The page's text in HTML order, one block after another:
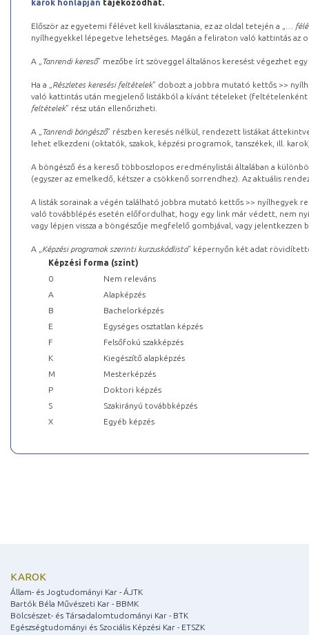
karok honlapján tájékozódhat.
Először az egyetemi félévet kell kiválasztania, ez az oldal tetején a „
…
nyílhegyekkel lépegetve lehetséges. Magán a feliraton való kattintás az
A „ Tanrendi kereső” mezőbe írt szöveggel általános keresést végezhet
Ha a „ Részletes keresési feltételek” dobozt a jobbra mutató kettős >>
való kattintás után megjelenő listákból a kívánt tételeket (feltételenként
feltételek” rész után ellenőrizheti.
A „ Tanrendi böngésző” részben keresés nélkül, rendezett listákat
lehet elkezdeni (oktatók, szakok, képzési programok, tanszékek, ill.
A böngésző és a kereső többoszlopos eredménylistái általában a
(egyszer az emelkedő, kétszer a csökkenő sorrendhez). Az aktuális
A listák sorainak a végén található jobbra mutató kettős >> nyílhegyek
való továbblépés esetén előfordulhat, hogy egy link már védett, nem
vagy lépjen vissza a böngészője megfelelő gombjával, vagy
A „ Képzési programok szerinti kurzuskódlista” képernyőn két adat
Képzési forma (szint)
0
Nem releváns
A
Alapképzés
B
Bachelorképzés
E
Egységes osztatlan képzés
F
Felsőfokú szakképzés
K
Kiegészítő alapképzés
M
Mesterképzés
P
Doktori képzés
S
Szakirányú továbbképzés
X
Egyéb képzés
KAROK
Állam- és Jogtudományi Kar - ÁJTK
Bartók Béla Művészeti Kar - BBMK
Bölcsészet- és Társadalomtudományi Kar - BTK
Egészségtudományi és Szociális Képzési Kar - ETSZK